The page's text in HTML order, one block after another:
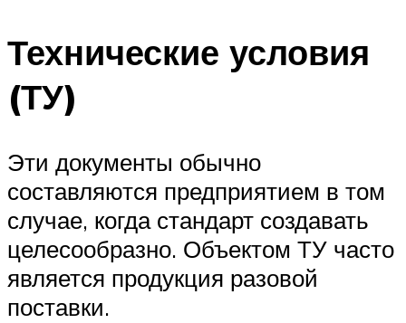
Технические условия
(ТУ)
Эти документы обычно
составляются предприятием в том
случае, когда стандарт создавать
целесообразно. Объектом ТУ часто
является продукция разовой
поставки.